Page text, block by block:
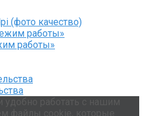
(фото качество)
работы»